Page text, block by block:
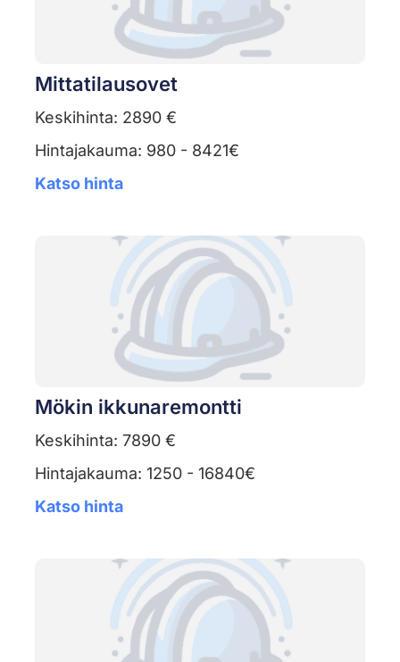
Mittatilausovet
Keskihinta: 2890 €
Hintajakauma: 980 - 8421€
Katso hinta
Mökin ikkunaremontti
Keskihinta: 7890 €
Hintajakauma: 1250 - 16840€
Katso hinta